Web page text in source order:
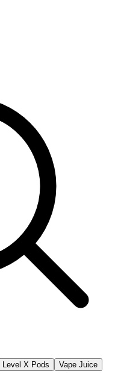
Level X Pods
Vape Juice